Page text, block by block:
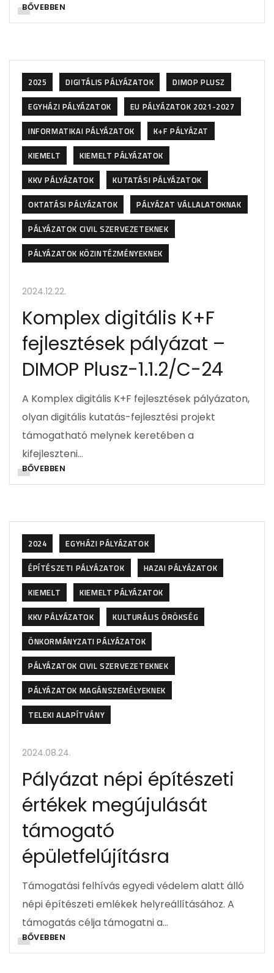
BŐVEBBEN
2025 DIGITÁLIS PÁLYÁZATOK
DIMOP PLUSZ
EGYHÁZI PÁLYÁZATOK
EU PÁLYÁZATOK 2021-2027
INFORMATIKAI PÁLYÁZATOK
K+F PÁLYÁZAT
KIEMELT
KIEMELT PÁLYÁZATOK
KKV PÁLYÁZATOK
KUTATÁSI PÁLYÁZATOK
OKTATÁSI PÁLYÁZATOK
PÁLYÁZAT VÁLLALATOKNAK
PÁLYÁZATOK CIVIL SZERVEZETEKNEK
PÁLYÁZATOK KÖZINTÉZMÉNYEKNEK
2024.12.22.
Komplex digitális K+F
fejlesztések pályázat –
DIMOP Plusz-1.1.2/C-24
A Komplex digitális K+F fejlesztések pályázaton,
olyan digitális kutatás-fejlesztési projekt
támogatható melynek keretében a
kifejleszteni…
BŐVEBBEN
2024
EGYHÁZI PÁLYÁZATOK
ÉPÍTÉSZETI PÁLYÁZATOK
HAZAI PÁLYÁZATOK
KIEMELT
KIEMELT PÁLYÁZATOK
KKV PÁLYÁZATOK
KULTURÁLIS ÖRÖKSÉG
ÖNKORMÁNYZATI PÁLYÁZATOK
PÁLYÁZATOK CIVIL SZERVEZETEKNEK
PÁLYÁZATOK MAGÁNSZEMÉLYEKNEK
TELEKI ALAPÍTVÁNY
2024.08.24.
Pályázat népi építészeti
értékek megújulását
támogató
épületfelújításra
Támogatási felhívás egyedi védelem alatt álló
népi építészeti emlékek helyreállításához. A
támogatás célja támogatni a…
BŐVEBBEN